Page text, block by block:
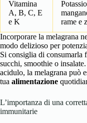
Vitamina
A, B, C, E
e K
rame e
Incorporare la melagrana
modo delizioso per
Si consiglia di consumarla
succhi, smoothie o
acidulo, la melagrana può
tua alimentazione
L’importanza di una
immunitarie